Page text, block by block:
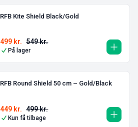
RFB Kite Shield Black/Gold
549kr.
499 kr.
På lager
RFB Round Shield 50 cm – Gold/Black
499kr.
449 kr.
Kun få tilbage